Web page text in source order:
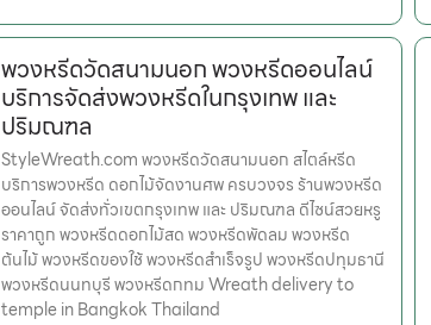
พวงหรีดวัดสนามนอก พวงหรีดออนไลน์
บริการจัดส่งพวงหรีดในกรุงเทพ และ
ปริมณฑล
StyleWreath.com พวงหรีดวัดสนามนอก สไตล์หรีด
บริการพวงหรีด ดอกไม้จัดงานศพ ครบวงจร ร้านพวงหรีด
ออนไลน์ จัดส่งทั่วเขตกรุงเทพ และ ปริมณฑล ดีไซน์สวยหรู
ราคาถูก พวงหรีดดอกไม้สด พวงหรีดพัดลม พวงหรีด
ต้นไม้ พวงหรีดของใช้ พวงหรีดสำเร็จรูป พวงหรีดปทุมธานี
พวงหรีดนนทบุรี พวงหรีดกทม Wreath delivery to
temple in Bangkok Thailand